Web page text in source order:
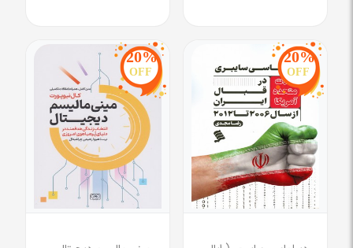
20%
OFF
20%
OFF